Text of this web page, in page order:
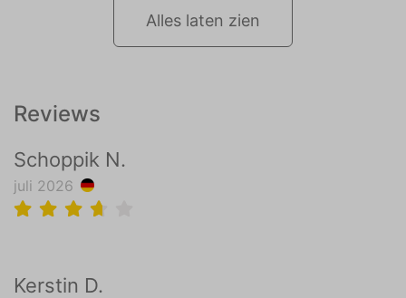
Alles laten zien
Reviews
Schoppik N.
juli 2026
Kerstin D.